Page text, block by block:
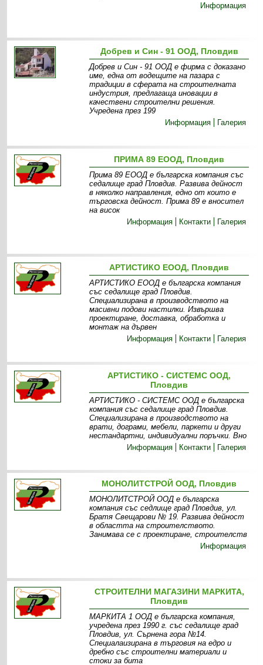
Информация
Добрев и Син - 91 ООД, Пловдив
Добрев и Син - 91 ООД е фирма с доказано
име, една от водещите на пазара с
традиции в сферата на строителната
индустрия, предлагаща иновации в
качествени строителни решения.
Учредена през 199
Информация
Галерия
ПРИМА 89 ЕООД, Пловдив
Прима 89 ЕООД е българска компания със
седалище град Пловдив. Развива дейност
в няколко направления, едно от които е
търговска дейност. Прима 89 е вносител
на висок
Информация
Контакти Галерия
АРТИСТИКО ЕООД, Пловдив
АРТИСТИКО ЕООД е българска компания
със седалище град Пловдив.
Специализирана в производството на
масивни подови настилки. Извършва
проектиране, доставка, обработка и
монтаж на дървен
Информация
Контакти Галерия
АРТИСТИКО - СИСТЕМС ООД,
Пловдив
АРТИСТИКО - СИСТЕМС ООД е българска
компания със седалище град Пловдив.
Специализирана в производството на
врати, дограми, мебели, паркети и други
нестандартни, индивидуални поръчки. Вно
Информация
Контакти Галерия
МОНОЛИТСТРОЙ ООД, Пловдив
МОНОЛИТСТРОЙ ООД е българска
компания със седлище град Пловдив, ул.
Братя Свещарови № 19. Развива дейност
в областта на строителството.
Занимава се с проектиране, строителств
Информация
СТРОИТЕЛНИ МАГАЗИНИ МАРКИТА,
Пловдив
МАРКИТА 1 ООД е българска компания,
учредена през 1990 г. със седалище град
Пловдив, ул. Сърнена гора №14.
Специалаизирана в търговия на едро и
дребно със строителни материали и
стоки за бита